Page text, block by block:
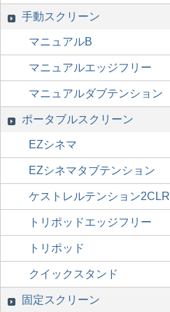
手動スクリーン
マニュアルB
マニュアルエッジフリー
マニュアルダブテンション
ポータブルスクリーン
EZシネマ
EZシネマタブテンション
ケストレルテンション2CLR
トリポッドエッジフリー
トリポッド
クイックスタンド
固定スクリーン